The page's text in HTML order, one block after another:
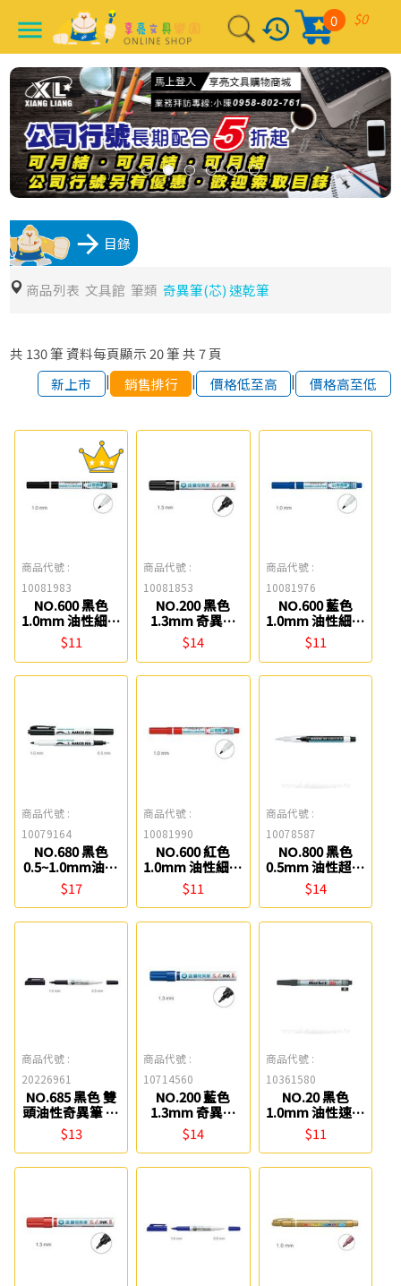
menu history $0
0
arrow_forward 目錄
商品列表 文具館 筆類 奇異筆(芯) 速乾筆
共 130筆 資料每頁顯示 20筆 共 7頁
新上市
| 銷售排行 | 價格低至高 | 價格高至低
商品代號 :
10081983
NO.600 黑色
1.0mm 油性細字
奇異筆 雄獅
$11
商品代號 :
10081853
NO.200 黑色
1.3mm 奇異筆
雄獅
$14
商品代號 :
10081976
NO.600 藍色
1.0mm 油性細字
奇異筆 雄獅
$11
商品代號 :
10079164
NO.680 黑色
0.5~1.0mm油性
雙頭奇異筆 雄獅
$17
商品代號 :
10081990
NO.600 紅色
1.0mm 油性細字
奇異筆 雄獅
$11
商品代號 :
10078587
NO.800 黑色
0.5mm 油性超細
奇異筆 雄獅
$14
商品代號 :
20226961
NO.685 黑色 雙
頭油性奇異筆 雄
獅
$13
商品代號 :
10714560
NO.200 藍色
1.3mm 奇異筆
雄獅
$14
商品代號 :
10361580
NO.20 黑色
1.0mm 油性速乾
筆 英士
$11